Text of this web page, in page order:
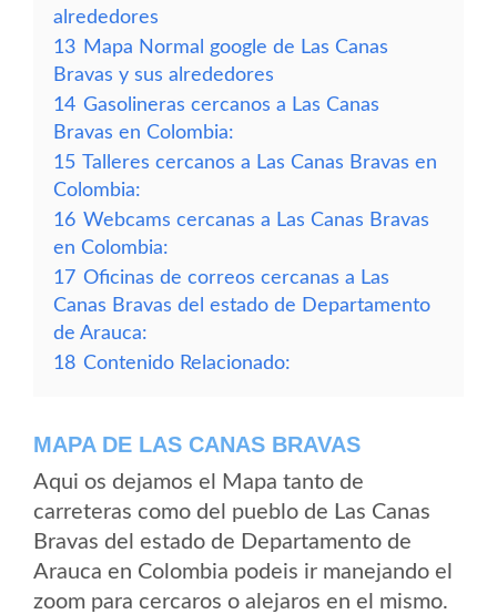
alrededores
13 Mapa Normal google de Las Canas
Bravas y sus alrededores
14 Gasolineras cercanos a Las Canas
Bravas en Colombia:
15 Talleres cercanos a Las Canas Bravas en
Colombia:
16 Webcams cercanas a Las Canas Bravas
en Colombia:
17 Oficinas de correos cercanas a Las
Canas Bravas del estado de Departamento
de Arauca:
18 Contenido Relacionado:
MAPA DE LAS CANAS BRAVAS
Aqui os dejamos el Mapa tanto de
carreteras como del pueblo de Las Canas
Bravas del estado de Departamento de
Arauca en Colombia podeis ir manejando el
zoom para cercaros o alejaros en el mismo.